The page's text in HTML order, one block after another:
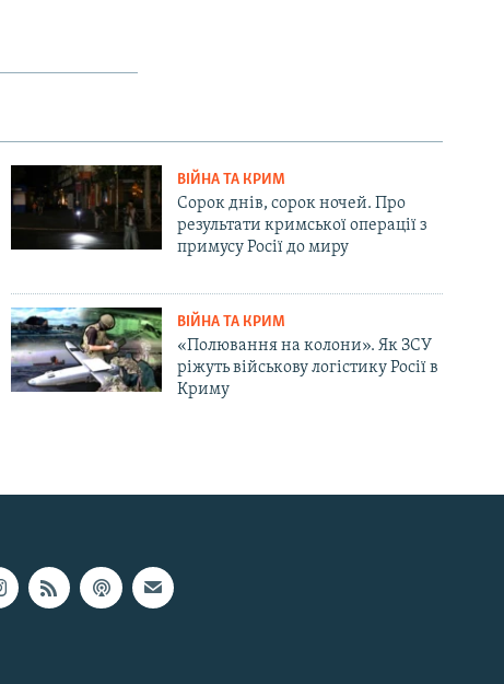
ВІЙНА ТА КРИМ
Сорок днів, сорок ночей. Про
результати кримської операції з
примусу Росії до миру
ВІЙНА ТА КРИМ
«Полювання на колони». Як ЗСУ
ріжуть військову логістику Росії в
Криму